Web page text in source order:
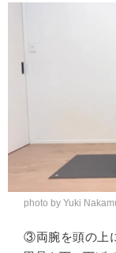
photo by Yuki
③両腕を頭の上